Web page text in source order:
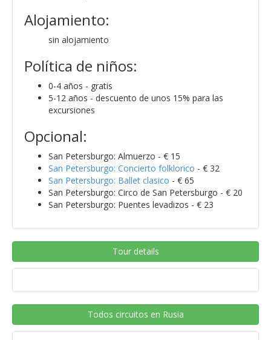
Alojamiento:
sin alojamiento
Política de niños:
0-4 años - gratis
5-12 años - descuento de unos 15% para las
excursiones
Opcional:
San Petersburgo: Almuerzo - € 15
San Petersburgo: Concierto folklorico - € 32
San Petersburgo: Ballet clasico - € 65
San Petersburgo: Circo de San Petersburgo - € 20
San Petersburgo: Puentes levadizos - € 23
Tour details
Todos circuitos en Rusia